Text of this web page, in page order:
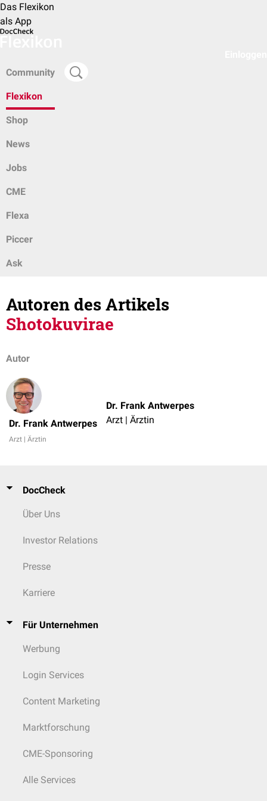
Das Flexikon
als App
Community
Flexikon
Shop
News
Jobs
CME
Flexa
Piccer
Ask
Autoren des Artikels
Shotokuvirae
Autor
Dr. Frank Antwerpes
Arzt | Ärztin
Dr. Frank Antwerpes
Arzt | Ärztin
DocCheck
Über Uns
Investor Relations
Presse
Karriere
Für Unternehmen
Werbung
Login Services
Content Marketing
Marktforschung
CME-Sponsoring
Alle Services